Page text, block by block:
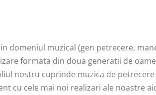
domeniul muzical (gen petrecere,
formata din doua generatii de
nostru cuprinde muzica de petrecere
cu cele mai noi realizari ale noastre